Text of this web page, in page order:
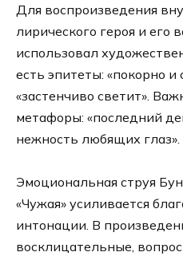
Для воспроизведения
лирического героя и его
использовал
есть эпитеты: «покорно и
«застенчиво светит».
метафоры: «последний
нежность любящих глаз».
Эмоциональная струя
«Чужая» усиливается
интонации. В
восклицательные,